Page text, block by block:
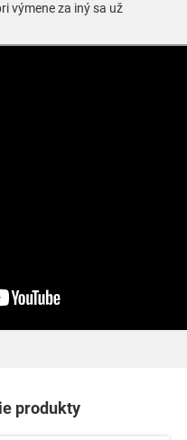
výmene za iný sa už
produkty